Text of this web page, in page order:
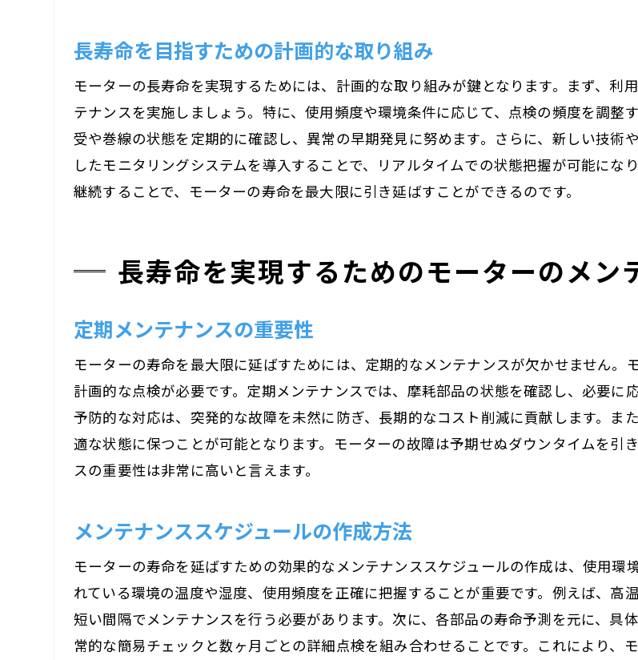
使用効率を高めるための定期チェック
無駄を省くための運用ルール
効率化による寿命延長の効果
専門家が教えるモーター寿命延長のための
プロが実践する寿命延長テクニック
専門家のノウハウを活用するメリット
モーターの専門知識で対応力を高める
持続可能な運用がもたらす長寿命
環境に優しい運用のメリット
信頼性を高めるための長期計画
持続可能性を考慮した機器選び
長寿命を目指すための計画的な取り組み
モーターの長寿命を実現するためには、計画的な取り組みが鍵となります。まず、利
テナンスを実施しましょう。特に、使用頻度や環境条件に応じて、点検の頻度を調整
受や巻線の状態を定期的に確認し、異常の早期発見に努めます。さらに、新しい技術
したモニタリングシステムを導入することで、リアルタイムでの状態把握が可能にな
継続することで、モーターの寿命を最大限に引き延ばすことができるのです。
長寿命を実現するためのモーターのメン
定期メンテナンスの重要性
モーターの寿命を最大限に延ばすためには、定期的なメンテナンスが欠かせません。
計画的な点検が必要です。定期メンテナンスでは、摩耗部品の状態を確認し、必要に
予防的な対応は、突発的な故障を未然に防ぎ、長期的なコスト削減に貢献します。ま
適な状態に保つことが可能となります。モーターの故障は予期せぬダウンタイムを引
スの重要性は非常に高いと言えます。
メンテナンススケジュールの作成方法
モーターの寿命を延ばすための効果的なメンテナンススケジュールの作成は、使用環
れている環境の温度や湿度、使用頻度を正確に把握することが重要です。例えば、高
短い間隔でメンテナンスを行う必要があります。次に、各部品の寿命予測を元に、具
常的な簡易チェックと数ヶ月ごとの詳細点検を組み合わせることです。これにより、